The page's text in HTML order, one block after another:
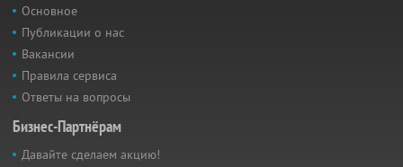
Основное
Публикации о нас
Вакансии
Правила сервиса
Ответы на вопросы
Бизнес-Партнёрам
Давайте сделаем акцию!